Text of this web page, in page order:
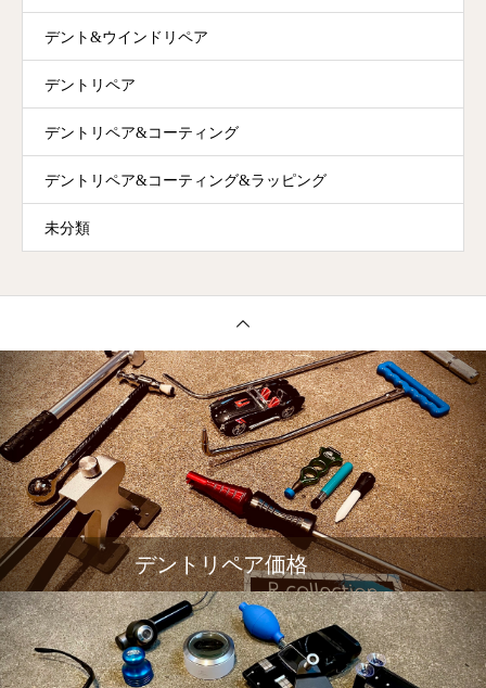
デント&ウインドリペア
デントリペア
デントリペア&コーティング
デントリペア&コーティング&ラッピング
未分類
デントリペア価格